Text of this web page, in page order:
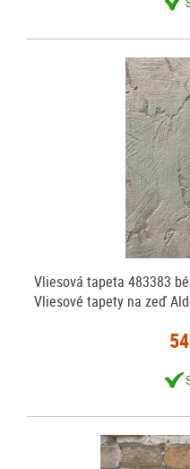
Vliesová tapeta 483383
Vliesové tapety na zeď